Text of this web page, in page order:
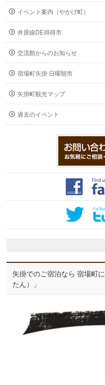
イベント案内（やかげ町）
井原線DE得得市
交流館からのお知らせ
宿場町矢掛 日曜朝市
矢掛町観光マップ
過去のイベント
矢掛でのご宿泊なら 宿場町
たん）」